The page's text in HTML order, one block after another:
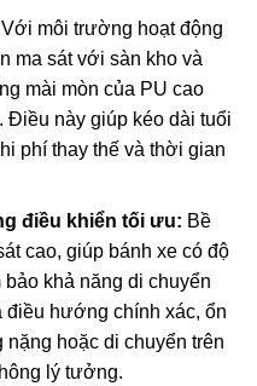
Với môi trường hoạt động
ma sát với sàn kho và
mài mòn của PU cao
Điều này giúp kéo dài tuổi
phí thay thế và thời gian
điều khiển tối ưu: Bề
cao, giúp bánh xe có độ
khả năng di chuyển
điều hướng chính xác, ổn
nặng hoặc di chuyển trên
lý tưởng.